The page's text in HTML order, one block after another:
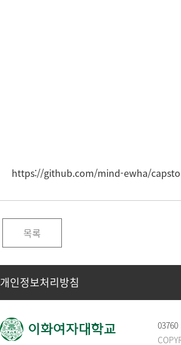
https://github.com/mind-ewha/
목록
개인정보처리방침